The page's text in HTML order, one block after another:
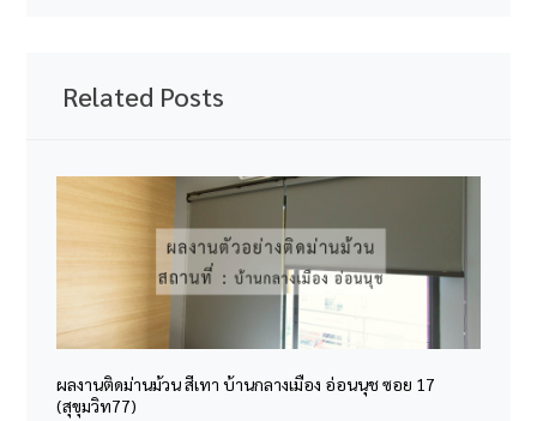
Related Posts
ผลงานติดม่านม้วน สีเทา บ้านกลางเมือง อ่อนนุช ซอย 17
(สุขุมวิท77)